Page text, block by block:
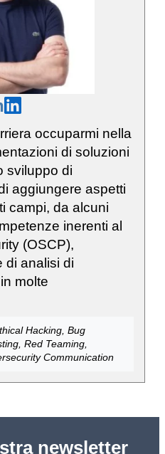
occuparmi nella
di soluzioni
sviluppo di
aggiungere aspetti
campi, da alcuni
inerenti al
(OSCP),
di analisi di
molte
Hacking, Bug
Red Teaming,
Communication
newsletter